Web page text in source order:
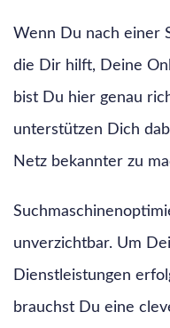
Wenn Du nach einer
die Dir hilft, Deine
bist Du hier genau
unterstützen Dich
Netz bekannter zu
unverzichtbar. Um
Dienstleistungen
brauchst Du eine